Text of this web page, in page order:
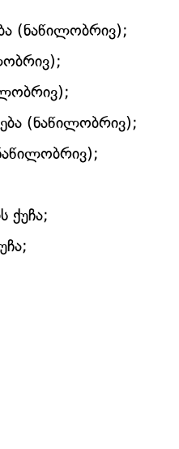
(ნაწილობრივ);
(ნაწილობრივ);
ქუჩა;